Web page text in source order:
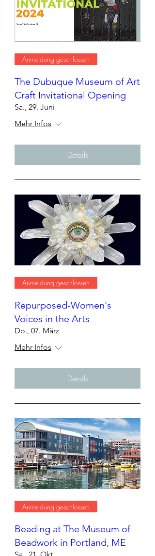
Anmeldung geschlossen
The Dubuque Museum of Art
Craft Invitational Opening
Sa., 29. Juni
Mehr Infos
Details
Anmeldung geschlossen
Repurposed-Women's
Voices in the Arts
Do., 07. März
Mehr Infos
Details
Anmeldung geschlossen
Beading at The Museum of
Beadwork in Portland, ME